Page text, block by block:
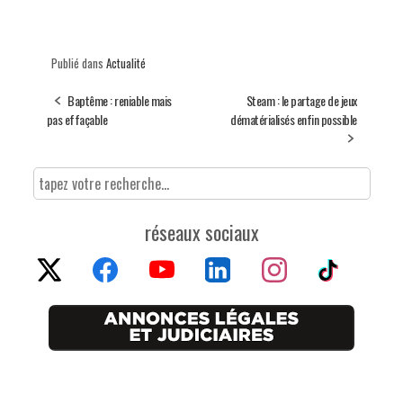
Publié dans Actualité
Baptême : reniable mais
pas effaçable
Steam : le partage de jeux
dématérialisés enfin possible
réseaux sociaux